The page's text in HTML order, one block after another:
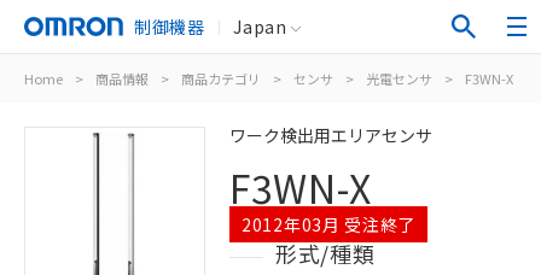
制御機器 Japan
Home > 商品情報 > 商品カテゴリ > センサ > 光電センサ > F3WN-X
ワーク検出用エリアセンサ
F3WN-X
2012年03月 受注終了
形式/種類